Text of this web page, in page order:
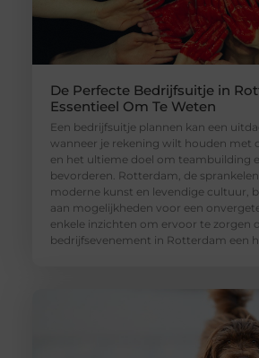
De Perfecte Bedrijfsuitje in
Essentieel Om Te Weten
Een bedrijfsuitje plannen kan een
wanneer je rekening wilt houden met
en het ultieme doel om teambuilding
bevorderen. Rotterdam, de
moderne kunst en levendige cultuur,
aan mogelijkheden voor een
enkele inzichten om ervoor te zorgen
bedrijfsevenement in Rotterdam een